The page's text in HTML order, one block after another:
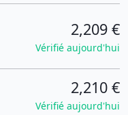
2,209 €
Vérifié aujourd'hui
2,210 €
Vérifié aujourd'hui